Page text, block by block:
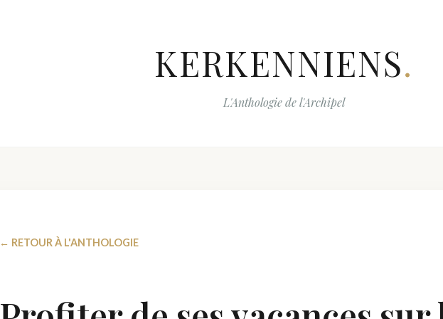
KERKENNIENS.
L'Anthologie de l'Archipel
← RETOUR À L'ANTHOLOGIE